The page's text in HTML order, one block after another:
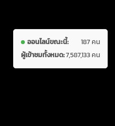
ออนไลน์ขณะนี้:
187 คน
ผู้เข้าชมทั้งหมด:7,587,133 คน